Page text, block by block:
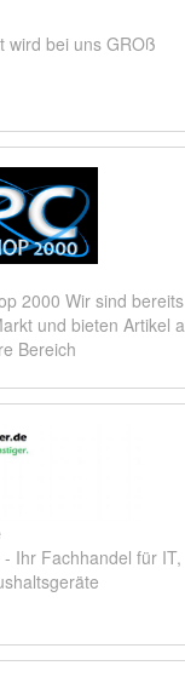
wird bei uns GROß
2000 Wir sind bereits
und bieten Artikel
Bereich
Ihr Fachhandel für IT,